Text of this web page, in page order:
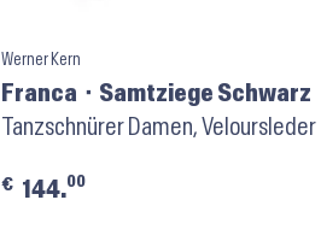
Werner Kern
Franca ⬝ Samtziege Schwarz
Tanzschnürer Damen, Veloursleder
€ 144.00